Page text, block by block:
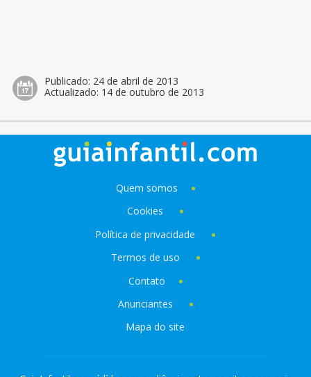
Publicado: 24 de abril de 2013
Actualizado: 14 de outubro de 2013
Quem somos
Cookies
Política de privacidade
Termos de uso
Contato
Anunciantes
Mapa do site